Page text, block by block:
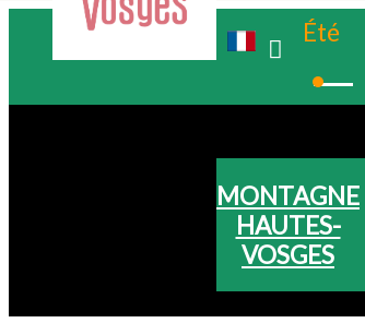
Été
MONTAGNE
HAUTES-
VOSGES